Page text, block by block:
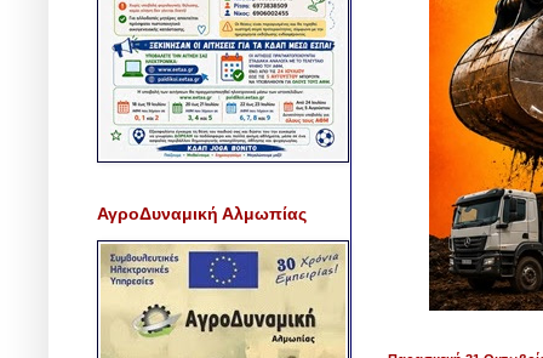
ΑγροΔυναμική Αλμωπίας